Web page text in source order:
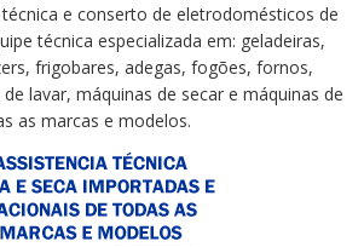
e conserto de eletrodomésticos de
técnica especializada em: geladeiras,
frigobares, adegas, fogões, fornos,
lavar, máquinas de secar e máquinas de
as marcas e modelos.